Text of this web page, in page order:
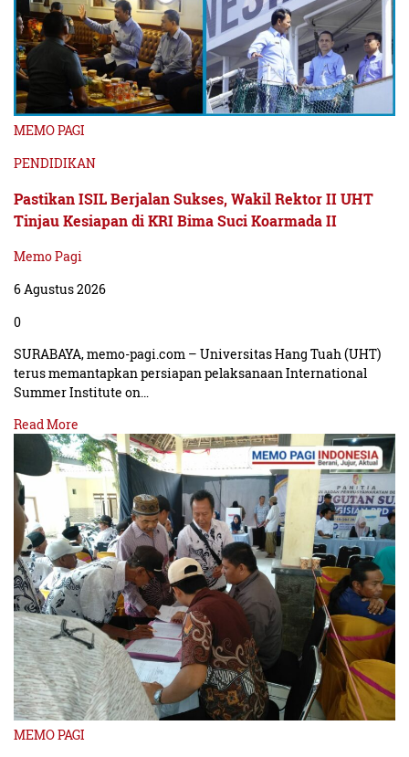
MEMO PAGI
PENDIDIKAN
Pastikan ISIL Berjalan Sukses, Wakil Rektor II UHT
Tinjau Kesiapan di KRI Bima Suci Koarmada II
Memo Pagi
6 Agustus 2026
0
SURABAYA, memo-pagi.com – Universitas Hang Tuah (UHT)
terus memantapkan persiapan pelaksanaan International
Summer Institute on…
Read More
MEMO PAGI